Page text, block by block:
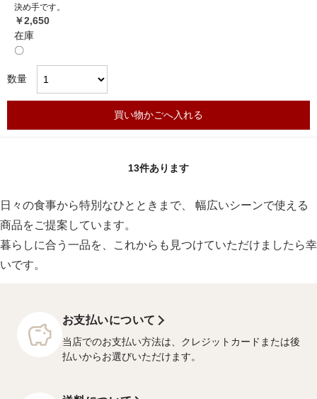
決め手です。
￥2,650
在庫
〇
数量
買い物かごへ入れる
13件あります
日々の食事から特別なひとときまで、 幅広いシーンで使える
商品をご提案しています。
暮らしに合う一品を、これからも見つけていただけましたら幸
いです。
お支払いについて
当店でのお支払い方法は、クレジットカードまたは後
払いからお選びいただけます。